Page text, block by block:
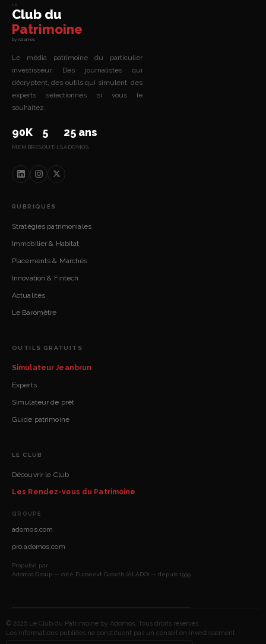
Le
Club du
Patrimoine
by Adomos
Le média patrimoine du particulier
investisseur. Des journalistes qui
décryptent, des outils qui simulent, des
experts sélectionnés si vous le
souhaitez.
90K
MEMBRES
5
OUTILS
25 ans
ADOMOS
RUBRIQUES
Stratégies patrimoniales
Immobilier & Habitat
Placements & Marchés
Innovation & Fintech
Actualités
Le Baromètre
OUTILS GRATUITS
Simulateur Jeanbrun
Experts
Simulateur de prêt
Guide patrimoine
LE CLUB
Découvrir le Club
Les Rendez-vous du Patrimoine
GROUPE
adomos.com
pro.adomos.com
Propulsé par
Adomos Group — coté Euronext Growth (ALADO) — depuis 1999
© 2026 Le Club du Patrimoine by Adomos. Tous droits réservés.
Les informations publiées ne constituent pas un conseil en investissement.